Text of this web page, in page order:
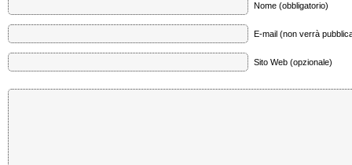
Nome (obbligatorio)
E-mail (non verrà
Sito Web (opzionale)